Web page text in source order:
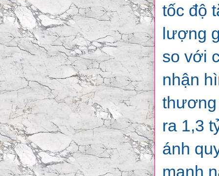
tốc độ
lượng
so với
nhận
thương
ra 1,3
ánh
mạnh